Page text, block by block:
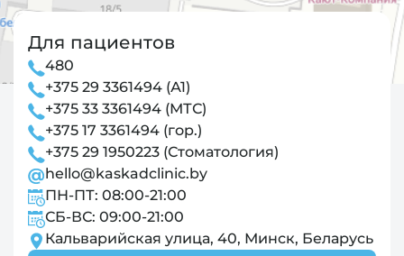
Для пациентов
480
+375 29 3361494 (А1)
+375 33 3361494 (МТС)
+375 17 3361494 (гор.)
+375 29 1950223 (Стоматология)
hello@kaskadclinic.by
ПН-ПТ: 08:00-21:00
СБ-ВС: 09:00-21:00
Кальварийская улица, 40, Минск, Беларусь